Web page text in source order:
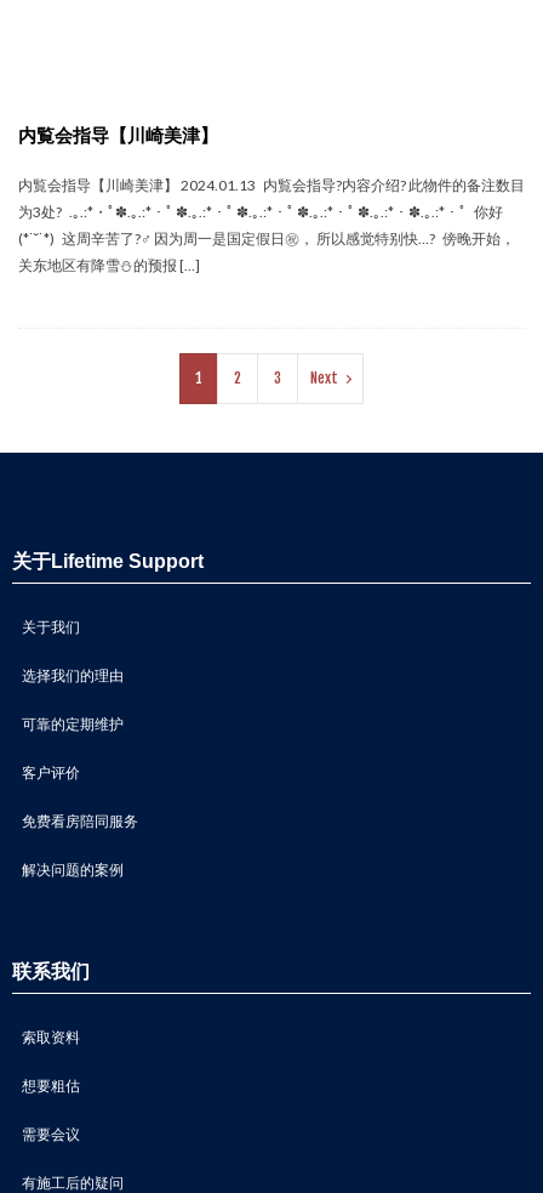
内覧会指导【川崎美津】
内覧会指导【川崎美津】 2024.01.13 内覧会指导?内容介绍? 此物件的备注数目
为3处? .｡.:*・ﾟ✽.｡.:*・ﾟ ✽.｡.:*・ﾟ ✽.｡.:*・ﾟ ✽.｡.:*・ﾟ ✽.｡.:*・✽.｡.:*・ﾟ 你好
(*˙˘˙*) 这周辛苦了?‍♂️ 因为周一是国定假日㊗， 所以感觉特别快…? 傍晚开始，
关东地区有降雪⛄的预报 […]
1 2 3 Next
关于Lifetime Support
关于我们
选择我们的理由
可靠的定期维护
客户评价
免费看房陪同服务
解决问题的案例
联系我们
索取资料
想要粗估
需要会议
有施工后的疑问